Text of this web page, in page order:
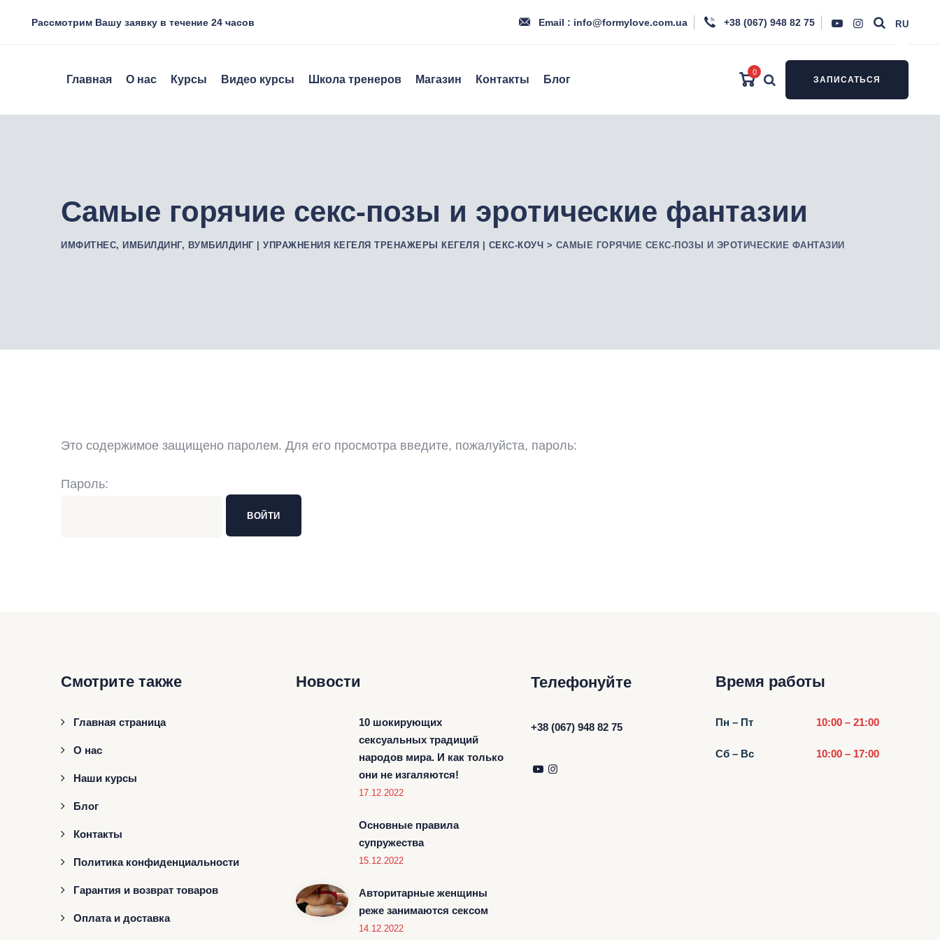
Рассмотрим Вашу заявку в течение 24 часов Email : info@formylove.com.ua +38 (067) 948 82 75 RU
Главная О нас Курсы Видео курсы Школа тренеров Магазин Контакты Блог
0
ЗАПИСАТЬСЯ
Cамые горячие секс-позы и эротические фантазии
ИМФИТНЕС, ИМБИЛДИНГ, ВУМБИЛДИНГ | УПРАЖНЕНИЯ КЕГЕЛЯ ТРЕНАЖЕРЫ КЕГЕЛЯ | СЕКС-КОУЧ > CАМЫЕ ГОРЯЧИЕ СЕКС-ПОЗЫ И ЭРОТИЧЕСКИЕ ФАНТАЗИИ
Это содержимое защищено паролем. Для его просмотра введите, пожалуйста, пароль:
Пароль:
Смотрите также
Главная страница
О нас
Наши курсы
Блог
Контакты
Политика конфиденциальности
Гарантия и возврат товаров
Оплата и доставка
Новости
10 шокирующих
сексуальных традиций
народов мира. И как только
они не изгаляются!
17.12.2022
Основные правила
супружества
15.12.2022
Авторитарные женщины
реже занимаются сексом
14.12.2022
Телефонуйте
+38 (067) 948 82 75
Время работы
Пн – Пт 10:00 – 21:00
Сб – Вс 10:00 – 17:00